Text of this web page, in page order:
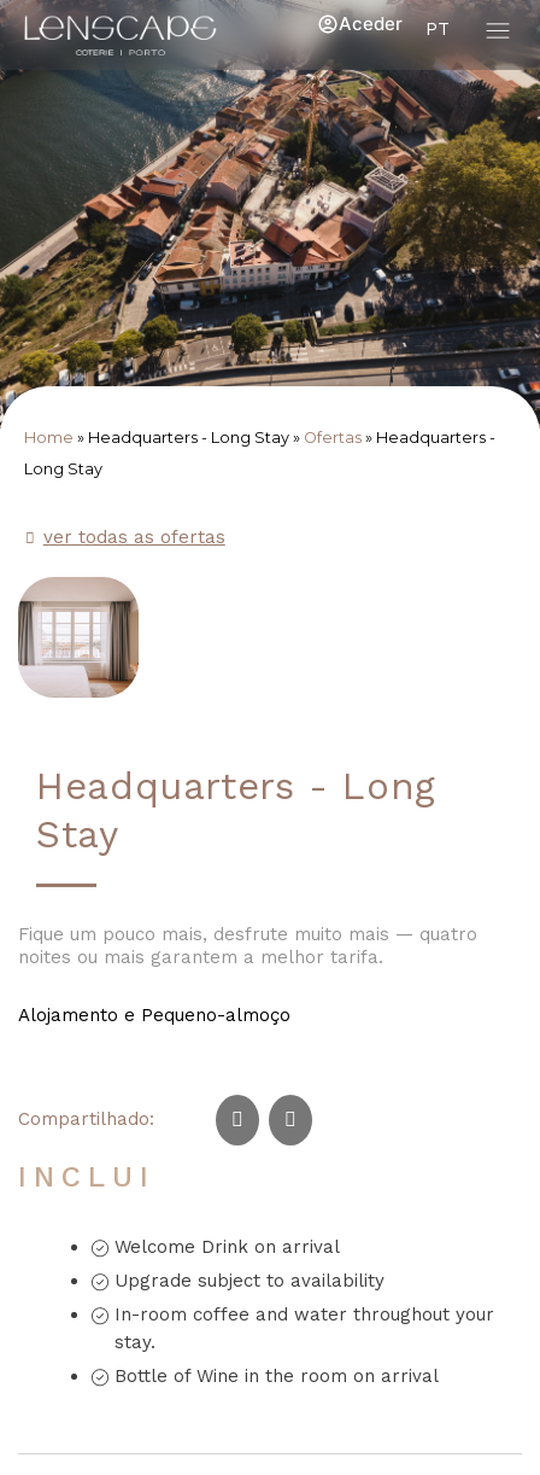
PT
Aceder
Home » Headquarters - Long Stay » Ofertas » Headquarters -
Long Stay
ver todas as ofertas
Headquarters - Long
Stay
Fique um pouco mais, desfrute muito mais — quatro
noites ou mais garantem a melhor tarifa.
Alojamento e Pequeno-almoço
Compartilhado:
INCLUI
Welcome Drink on arrival
Upgrade subject to availability
In-room coffee and water throughout your
stay.
Bottle of Wine in the room on arrival